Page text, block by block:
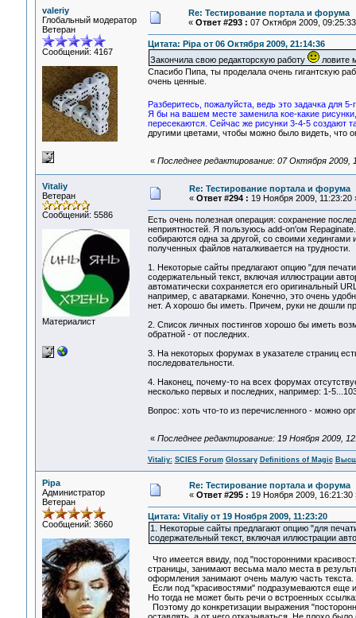
valeriy
Глобальный модератор
Ветеран
Сообщений: 4167
Re: Тестирование портала и форума
« Ответ #293 : 07 Октября 2009,
Цитата: Pipa от 06 Октября 2009, 21:14:36
Закончила свою редакторскую работу
ловите
Спасибо Пипа, ты проделала очень гигантскую
очень ценные.
Разберитесь, пожалуйста, ведь это задачка для
Я бы на вашем месте заменила кое-какие
пересекаются. Сейчас же рисунки 3-4-5 создают
другими цветами, чтобы можно было видеть, что
« Последнее редактирование: 07 Октября 2009,
Vitaliy
Ветеран
Сообщений: 5586
Материалист
Re: Тестирование портала и форума
« Ответ #294 : 19 Ноября 2009, 11:23:20
Есть очень полезная операция: сохранение
неприятностей. Я пользуюсь add-on'ом
собираются одна за другой, со своими
полученных файлов наталкивается на трудности.
1. Некоторые сайты предлагают опцию "для
содержательный текст, включая иллюстрации
автоматически сохраняется его оригинальный
например, с аватарками. Конечно, это очень
нет. А хорошо бы иметь. Причем, руки не дошли
2. Список личных постингов хорошо бы иметь
обратной - от последних.
3. На некоторых форумах в указателе страниц
последовательности.
4. Наконец, почему-то на всех форумах
несколько первых и последних, например: 1-
Вопрос: хоть что-то из перечисленного - можно
« Последнее редактирование: 19 Ноября 2009,
Vitaliy: SCIES Forum Glossary Definitions of Magic
Pipa
Администратор
Ветеран
Сообщений: 3660
Re: Тестирование портала и форума
« Ответ #295 : 19 Ноября 2009, 16:21:30
Цитата: Vitaliy от 19 Ноября 2009, 11:23:20
1. Некоторые сайты предлагают опцию "для
содержательный текст, включая иллюстрации
Что имеется ввиду, под "посторонними
страницы, занимают весьма мало места в
оформления занимают очень малую часть текста.
Если под "красивостями" подразумеваются еще
Но тогда не может быть речи о встроенных
Поэтому до конкретизации выражения